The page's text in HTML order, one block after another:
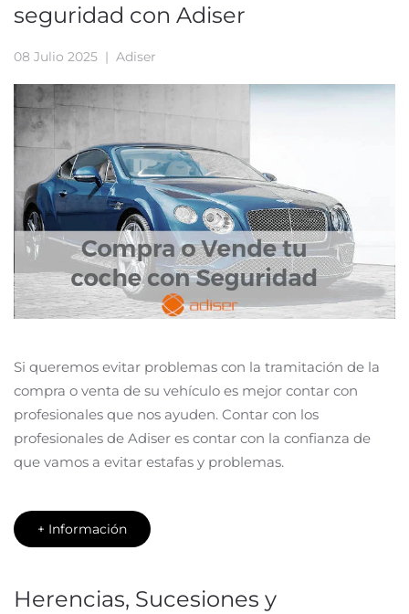
seguridad con Adiser
08 Julio 2025 | Adiser
Si queremos evitar problemas con la tramitación de la
compra o venta de su vehículo es mejor contar con
profesionales que nos ayuden. Contar con los
profesionales de Adiser es contar con la confianza de
que vamos a evitar estafas y problemas.
+ Información
Herencias, Sucesiones y